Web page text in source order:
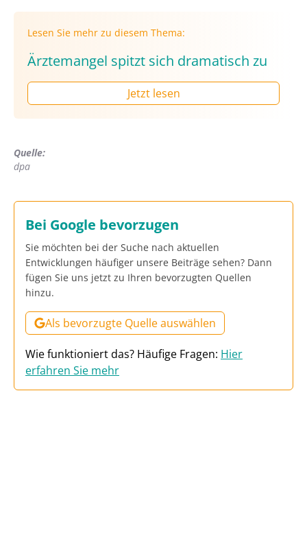
Lesen Sie mehr zu diesem Thema:
Ärztemangel spitzt sich dramatisch zu
Jetzt lesen
Quelle:
dpa
Bei Google bevorzugen
Sie möchten bei der Suche nach aktuellen
Entwicklungen häufiger unsere Beiträge sehen? Dann
fügen Sie uns jetzt zu Ihren bevorzugten Quellen
hinzu.
Als bevorzugte Quelle auswählen
Wie funktioniert das? Häufige Fragen: Hier
erfahren Sie mehr